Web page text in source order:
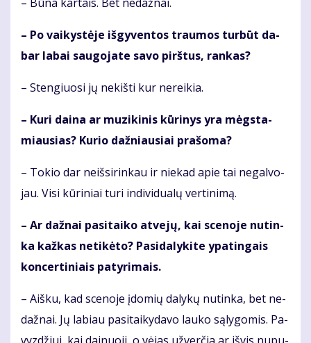
– Po vai­kys­tė­je iš­gy­ven­tos trau­mos tur­būt da­
bar la­bai sau­go­ja­te sa­vo pirš­tus, ran­kas?
– Sten­giuo­si jų ne­kiš­ti kur ne­rei­kia.
– Ku­ri dai­na ar mu­zi­ki­nis kū­ri­nys yra mėgs­ta­
miau­sias? Ku­rio daž­niau­siai pra­šo­ma?
– To­kio dar ne­iš­si­rin­kau ir nie­kad apie tai ne­gal­vo­
jau. Vi­si kū­ri­niai tu­ri in­di­vi­du­a­lų ver­ti­ni­mą.
– Ar daž­nai pa­si­tai­ko at­ve­jų, kai sce­no­je nu­tin­
ka kaž­kas ne­ti­kė­to? Pa­si­da­ly­ki­te ypa­tin­gais
kon­cer­ti­niais pa­ty­ri­mais.
– Aiš­ku, kad sce­no­je įdo­mių da­ly­kų nu­tin­ka, bet ne­
daž­nai. Jų la­biau pa­si­tai­ky­da­vo lau­ko są­ly­go­mis. Pa­